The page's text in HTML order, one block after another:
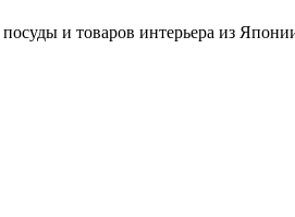
посуды и товаров интерьера из